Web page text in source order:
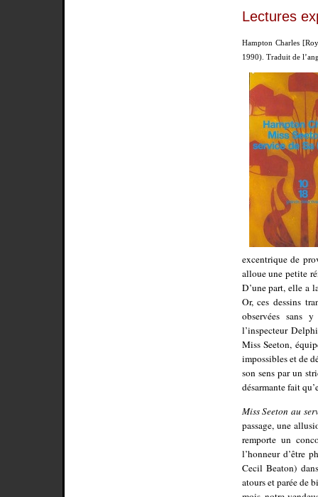
Lectures
Hampton Charles
1990). Traduit de
excentrique de
alloue une petite
D’une part, elle a
Or, ces dessins
observées sans
l’inspecteur
Miss Seeton,
impossibles et de
son sens par un
désarmante fait
Miss Seeton au
passage, une
remporte un
l’honneur d’être
Cecil Beaton)
atours et parée de